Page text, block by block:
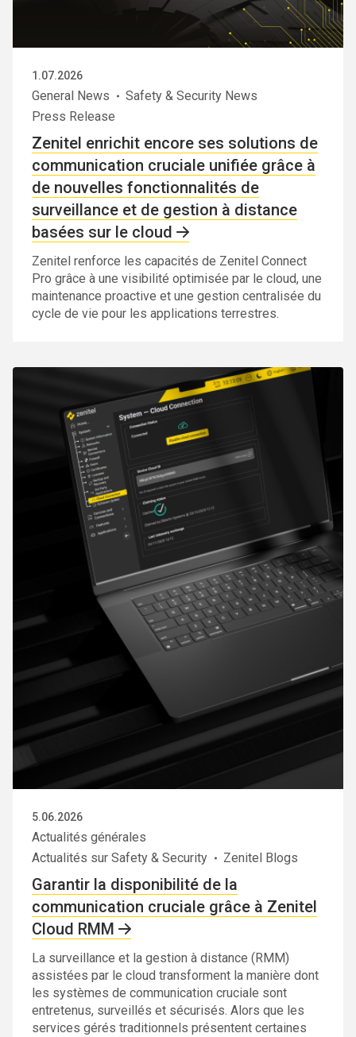
1.07.2026
General News
Safety & Security News
Press Release
Zenitel enrichit encore ses solutions de
communication cruciale unifiée grâce à
de nouvelles fonctionnalités de
surveillance et de gestion à distance
basées sur le cloud
Zenitel renforce les capacités de Zenitel Connect
Pro grâce à une visibilité optimisée par le cloud, une
maintenance proactive et une gestion centralisée du
cycle de vie pour les applications terrestres.
5.06.2026
Actualités générales
Actualités sur Safety & Security
Zenitel Blogs
Garantir la disponibilité de la
communication cruciale grâce à Zenitel
Cloud RMM
La surveillance et la gestion à distance (RMM)
assistées par le cloud transforment la manière dont
les systèmes de communication cruciale sont
entretenus, surveillés et sécurisés. Alors que les
services gérés traditionnels présentent certaines